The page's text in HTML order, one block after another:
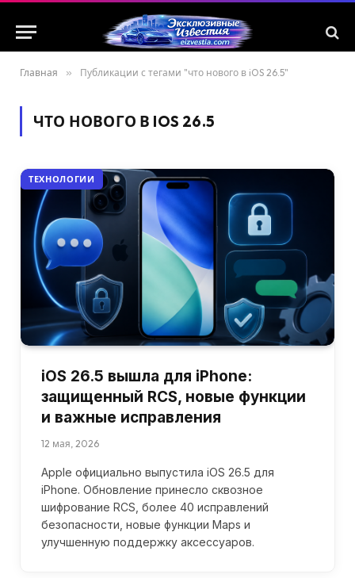
Главная » Публикации с тегами "что нового в iOS 26.5"
ЧТО НОВОГО В IOS 26.5
ТЕХНОЛОГИИ
iOS 26.5 вышла для iPhone:
защищенный RCS, новые функции
и важные исправления
12 мая, 2026
Apple официально выпустила iOS 26.5 для
iPhone. Обновление принесло сквозное
шифрование RCS, более 40 исправлений
безопасности, новые функции Maps и
улучшенную поддержку аксессуаров.